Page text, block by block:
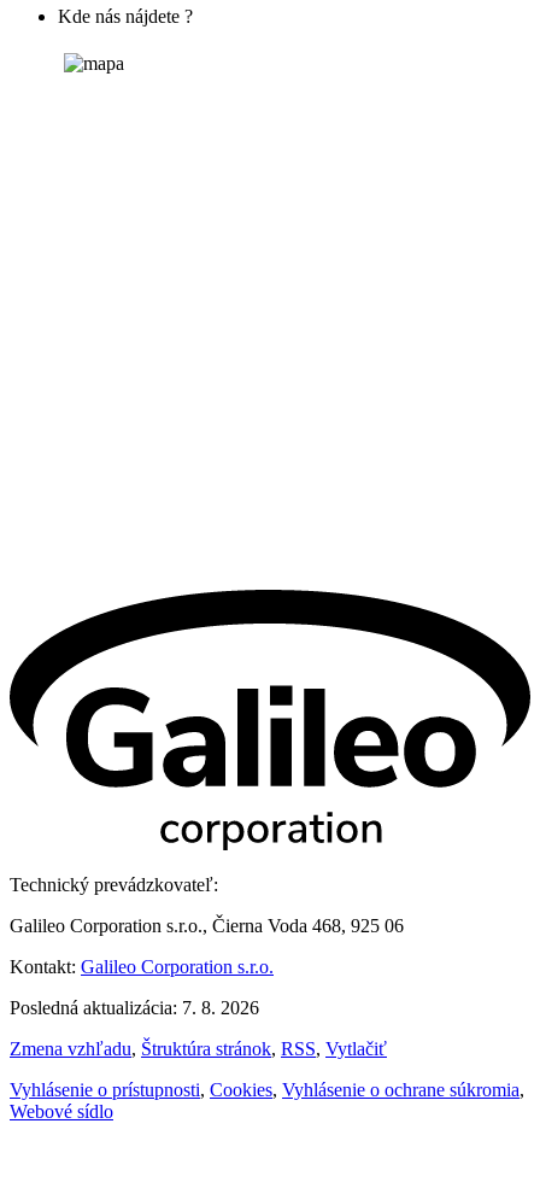
Kde nás nájdete ?
Technický prevádzkovateľ:
Galileo Corporation s.r.o., Čierna Voda 468, 925 06
Kontakt: Galileo Corporation s.r.o.
Posledná aktualizácia: 7. 8. 2026
Zmena vzhľadu, Štruktúra stránok, RSS, Vytlačiť
Vyhlásenie o prístupnosti, Cookies, Vyhlásenie o ochrane súkromia,
Webové sídlo